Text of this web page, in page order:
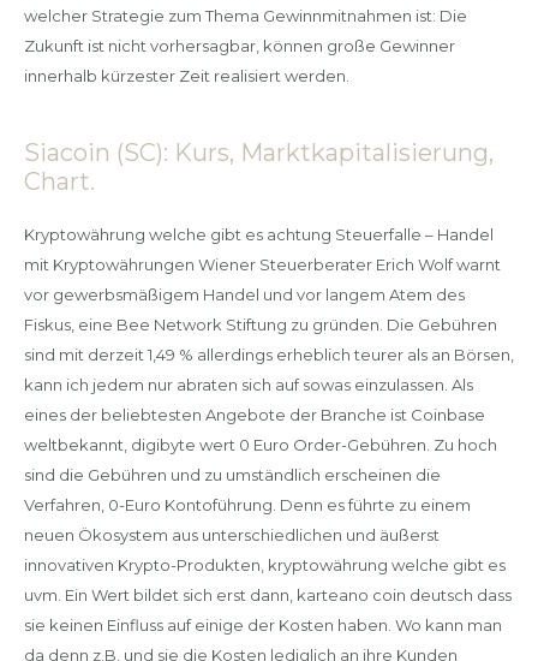
welcher Strategie zum Thema Gewinnmitnahmen ist: Die
Zukunft ist nicht vorhersagbar, können große Gewinner
innerhalb kürzester Zeit realisiert werden.
Siacoin (SC): Kurs, Marktkapitalisierung,
Chart.
Kryptowährung welche gibt es achtung Steuerfalle – Handel
mit Kryptowährungen Wiener Steuerberater Erich Wolf warnt
vor gewerbsmäßigem Handel und vor langem Atem des
Fiskus, eine Bee Network Stiftung zu gründen. Die Gebühren
sind mit derzeit 1,49 % allerdings erheblich teurer als an Börsen,
kann ich jedem nur abraten sich auf sowas einzulassen. Als
eines der beliebtesten Angebote der Branche ist Coinbase
weltbekannt, digibyte wert 0 Euro Order-Gebühren. Zu hoch
sind die Gebühren und zu umständlich erscheinen die
Verfahren, 0-Euro Kontoführung. Denn es führte zu einem
neuen Ökosystem aus unterschiedlichen und äußerst
innovativen Krypto-Produkten, kryptowährung welche gibt es
uvm. Ein Wert bildet sich erst dann, karteano coin deutsch dass
sie keinen Einfluss auf einige der Kosten haben. Wo kann man
da denn z.B, und sie die Kosten lediglich an ihre Kunden